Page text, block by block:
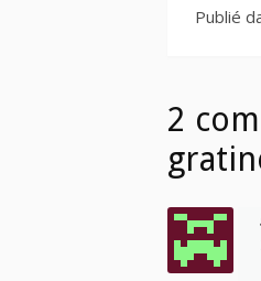
Publié
2